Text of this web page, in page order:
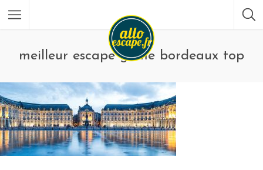
meilleur escape game bordeaux top